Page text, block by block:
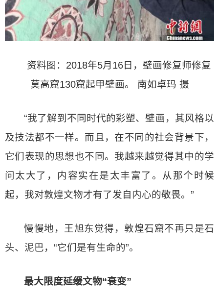
资料图：2018年5月16日，壁画修复师修复
莫高窟130窟起甲壁画。 南如卓玛 摄
“我了解到不同时代的彩塑、壁画，其风格以
及技法都不一样。而且，在不同的社会背景下，
它们表现的思想也不同。我越来越觉得其中的学
问太大了，内容实在是太丰富了。从那个时候
起，我对敦煌文物才有了发自内心的敬畏。”
慢慢地，王旭东觉得，敦煌石窟不再只是石
头、泥巴，“它们是有生命的”。
最大限度延缓文物“衰变”